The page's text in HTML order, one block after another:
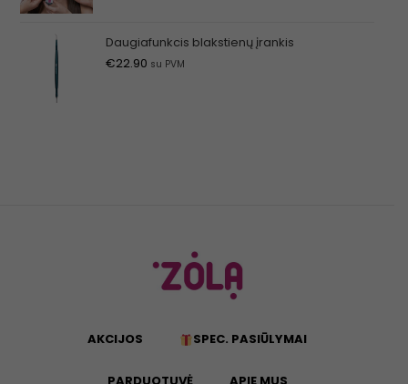
Daugiafunkcis blakstienų įrankis
€22.90 su PVM
AKCIJOS SPEC. PASIŪLYMAI